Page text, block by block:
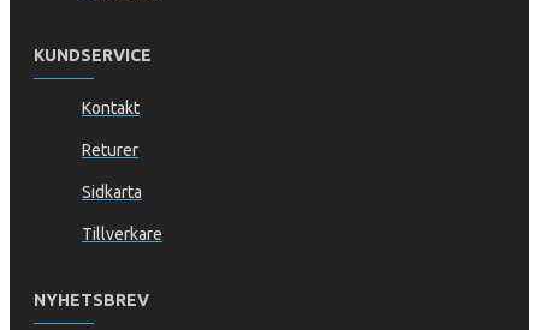
KUNDSERVICE
Kontakt
Returer
Sidkarta
Tillverkare
NYHETSBREV